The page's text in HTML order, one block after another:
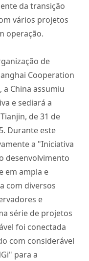
da transição
vários projetos
operação.
de
Cooperation
China assumiu
e sediará a
de 31 de
Durante este
a "Iniciativa
desenvolvimento
em ampla e
com diversos
e
série de projetos
foi conectada
com considerável
para a